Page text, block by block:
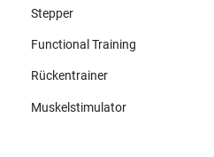
Stepper
Functional Training
Rückentrainer
Muskelstimulator